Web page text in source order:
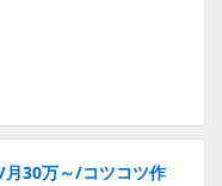
30万～/コツコツ作